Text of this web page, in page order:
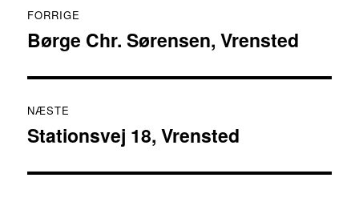
FORRIGE
Forrige
Børge Chr. Sørensen, Vrensted
NÆSTE
Næste
Stationsvej 18, Vrensted